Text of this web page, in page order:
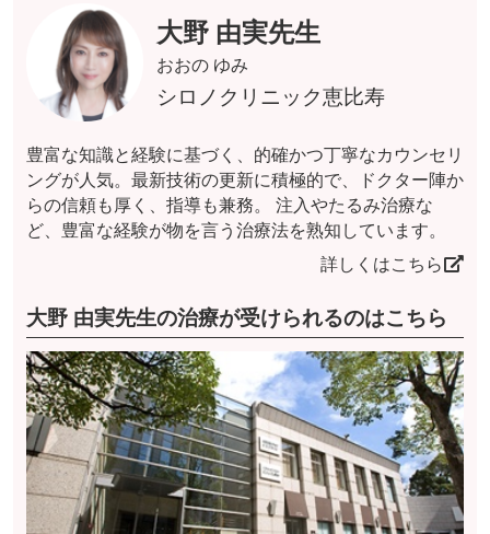
大野 由実先生
おおの ゆみ
シロノクリニック恵比寿
豊富な知識と経験に基づく、的確かつ丁寧なカウンセリ
ングが人気。最新技術の更新に積極的で、ドクター陣か
らの信頼も厚く、指導も兼務。 注入やたるみ治療な
ど、豊富な経験が物を言う治療法を熟知しています。
詳しくはこちら
大野 由実先生の治療が受けられるのはこちら